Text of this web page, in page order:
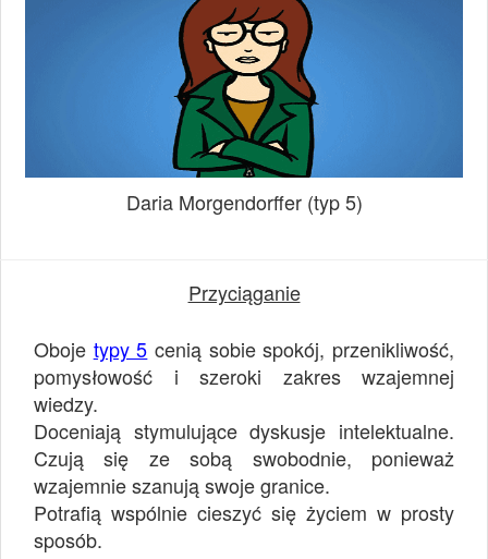
Daria Morgendorffer (typ 5)
Przyciąganie
Oboje typy 5 cenią sobie spokój, przenikliwość,
pomysłowość i szeroki zakres wzajemnej
wiedzy.
Doceniają stymulujące dyskusje intelektualne.
Czują się ze sobą swobodnie, ponieważ
wzajemnie szanują swoje granice.
Potrafią wspólnie cieszyć się życiem w prosty
sposób.